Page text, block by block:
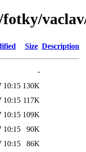
Size Description
-
10:15 130K
10:15 117K
10:15 109K
10:15
90K
10:15
86K